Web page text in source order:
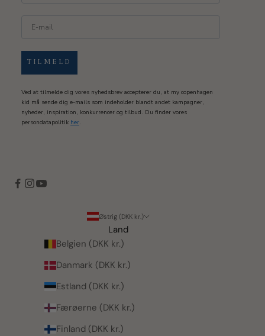
TILMELD
Ved at tilmelde dig vores nyhedsbrev accepterer du, at my copenhagen
kid må sende dig e-mails som indeholder blandt andet kampagner,
nyheder, inspiration, konkurrencer og tilbud. Du finder vores
persondatapolitik her.
Østrig (DKK kr.)
Land
Belgien (DKK kr.)
Danmark (DKK kr.)
Estland (DKK kr.)
Færøerne (DKK kr.)
Finland (DKK kr.)